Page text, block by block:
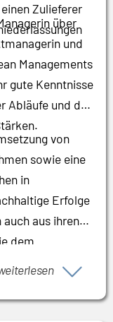
Zulieferer
über
und
Managements
gute Kenntnisse
Abläufe und der
von
sowie eine
in
Erfolge
aus ihren
dem